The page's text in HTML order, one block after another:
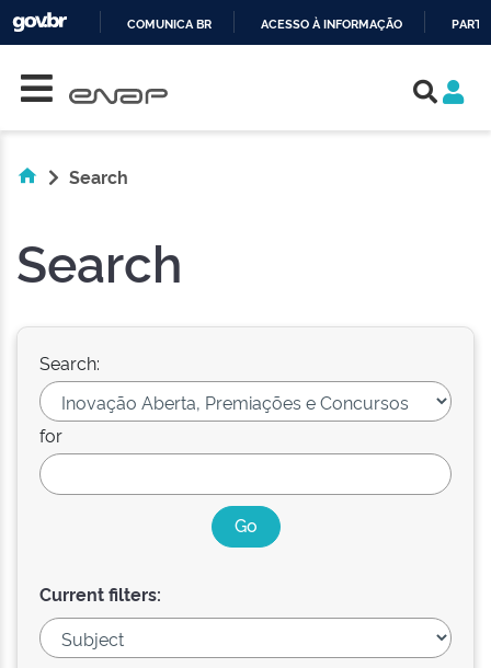
COMUNICA BR ACESSO À INFORMAÇÃO
Search
Search
Search:
for
Current filters: